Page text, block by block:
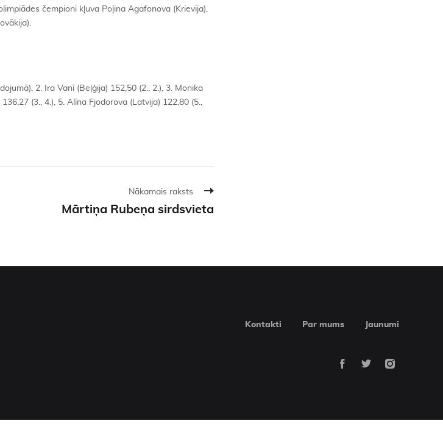
čempioni kļuva Poļina Agafonova (Krievija),
2. Ira Vanī (Beļģija) 152,50 (2., 2.), 3. Monika
(3., 4.), 5. Alīna Fjodorova (Latvija) 122,80 (5.,
Nākamais raksts
Mārtiņa Rubeņa sirdsvieta
Kontakti Par mums Jaunumi